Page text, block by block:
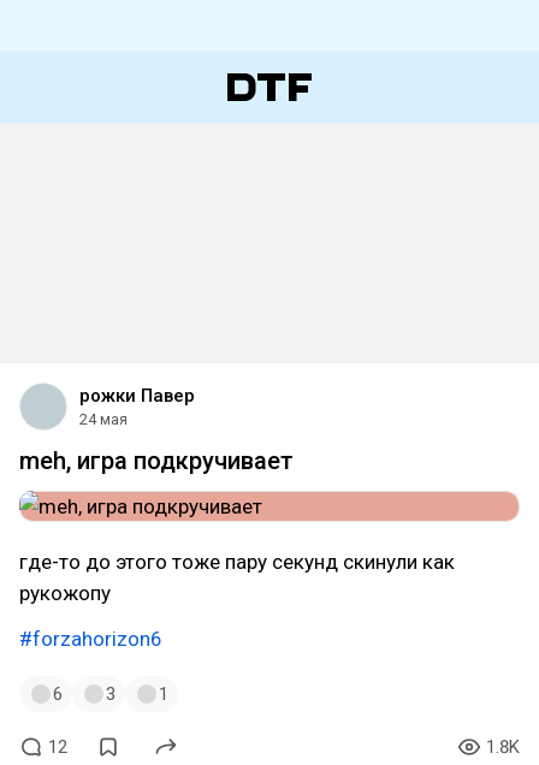
рожки Павер
24 мая
meh, игра подкручивает
где-то до этого тоже пару секунд скинули как
рукожопу
#forzahorizon6
6 3 1
12 1.8K